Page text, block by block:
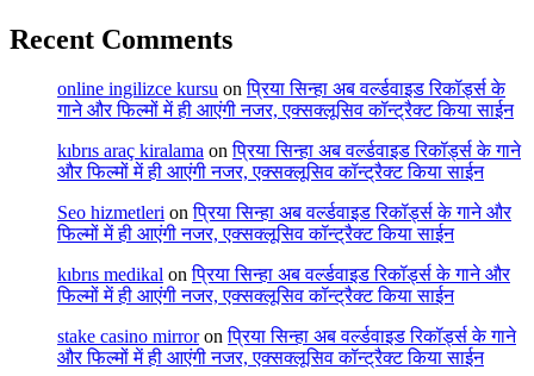
Recent Comments
online ingilizce kursu onप्रिया सिन्हा अब वर्ल्डवाइड रिकॉर्ड्स के
गाने और फिल्मों में ही आएंगी नजर, एक्सक्लूसिव कॉन्ट्रैक्ट किया साईन
kıbrıs araç kiralama onप्रिया सिन्हा अब वर्ल्डवाइड रिकॉर्ड्स के गाने
और फिल्मों में ही आएंगी नजर, एक्सक्लूसिव कॉन्ट्रैक्ट किया साईन
Seo hizmetleri onप्रिया सिन्हा अब वर्ल्डवाइड रिकॉर्ड्स के गाने और
फिल्मों में ही आएंगी नजर, एक्सक्लूसिव कॉन्ट्रैक्ट किया साईन
kıbrıs medikal onप्रिया सिन्हा अब वर्ल्डवाइड रिकॉर्ड्स के गाने और
फिल्मों में ही आएंगी नजर, एक्सक्लूसिव कॉन्ट्रैक्ट किया साईन
stake casino mirroronप्रिया सिन्हा अब वर्ल्डवाइड रिकॉर्ड्स के गाने
और फिल्मों में ही आएंगी नजर, एक्सक्लूसिव कॉन्ट्रैक्ट किया साईन